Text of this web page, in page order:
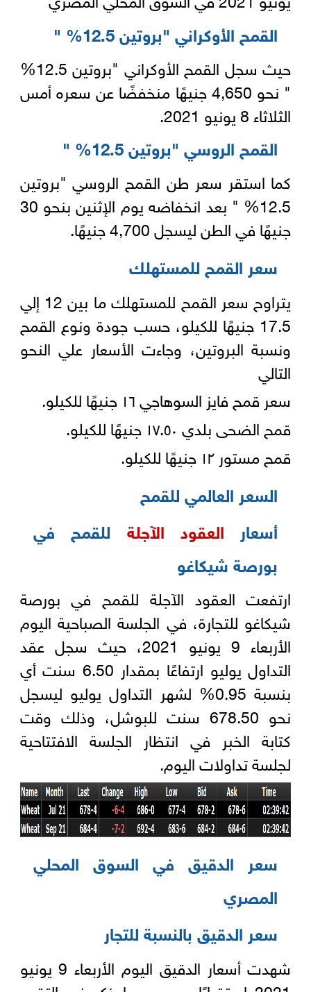
القمح الأوكراني "بروتين 12.5% "
حيث سجل القمح الأوكراني "بروتين 12.5%
" نحو 4,650 جنيهًا منخفضًا عن سعره أمس
الثلاثاء 8 يونيو 2021.
القمح الروسي "بروتين 12.5% "
كما استقر سعر طن القمح الروسي "بروتين
12.5% " بعد انخفاضه يوم الإثنين بنحو 30
جنيهًا في الطن ليسجل 4,700 جنيهًا.
سعر القمح للمستهلك
يتراوح سعر القمح للمستهلك ما بين 12 إلي
17.5 جنيهًا للكيلو، حسب جودة ونوع القمح
ونسبة البروتين، وجاءت الأسعار علي النحو
التالي
سعر قمح فايز السوهاجي ١٦ جنيهًا للكيلو.
قمح الضحى بلدي ١٧.٥٠ جنيهًا للكيلو.
قمح مستور ١٢ جنيهًا للكيلو.
السعر العالمي للقمح
أسعار العقود الآجلة للقمح في
بورصة شيكاغو
ارتفعت العقود الآجلة للقمح في بورصة
شيكاغو للتجارة، في الجلسة الصباحية اليوم
الأربعاء 9 يونيو 2021، حيث سجل عقد
التداول يوليو ارتفاعًا بمقدار 6.50 سنت أي
بنسبة 0.95% لشهر التداول يوليو ليسجل
نحو 678.50 سنت للبوشل، وذلك وقت
كتابة الخبر في انتظار الجلسة الافتتاحية
لجلسة تداولات اليوم.
سعر الدقيق في السوق المحلي
المصري
سعر الدقيق بالنسبة للتجار
شهدت أسعار الدقيق اليوم الأربعاء 9 يونيو